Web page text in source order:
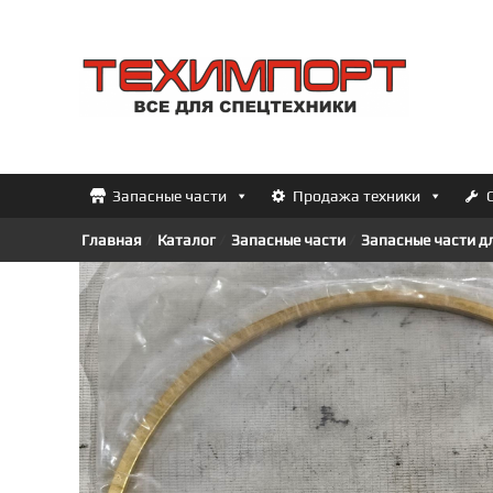
содержимомуТЕХИМПОРТ
Всё
Запасные части Продажа техники
Главная Каталог/ Запасные части Запасные части